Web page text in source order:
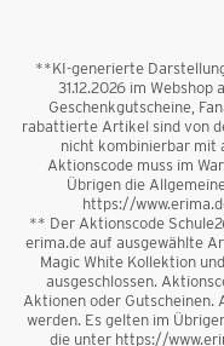
**KI-generierte
31.12.2026 im
Geschenkgutscheine,
rabattierte Artikel sind von
nicht kombinierbar mit
Aktionscode muss im
Übrigen die
https://
** Der Aktionscode
erima.de auf ausgewählte
Magic White Kollektion
ausgeschlossen.
Aktionen oder Gutscheinen.
werden. Es gelten im
die unter https://